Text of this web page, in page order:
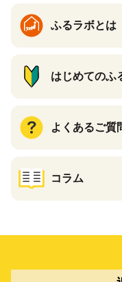
ふるラボとは
はじめてのふ
よくあるご質
コラム